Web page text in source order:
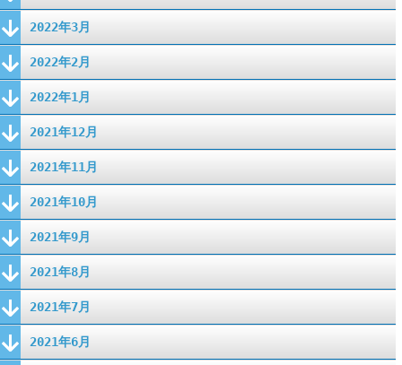
2022年3月
2022年2月
2022年1月
2021年12月
2021年11月
2021年10月
2021年9月
2021年8月
2021年7月
2021年6月